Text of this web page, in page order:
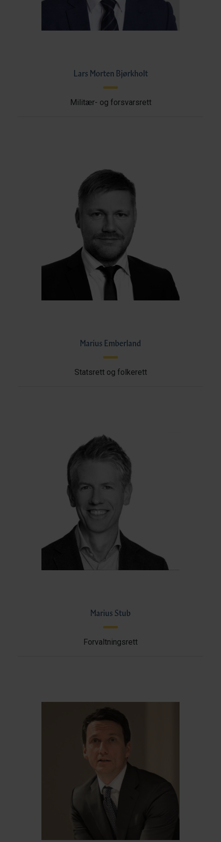
Lars Morten Bjørkholt
Militær- og forsvarsrett
Marius Emberland
Statsrett og folkerett
Marius Stub
Forvaltningsrett